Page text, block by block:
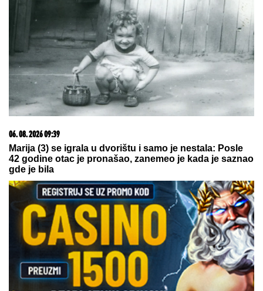
06. 08. 2026 09:39
Marija (3) se igrala u dvorištu i samo je nestala: Posle
42 godine otac je pronašao, zanemeo je kada je saznao
gde je bila